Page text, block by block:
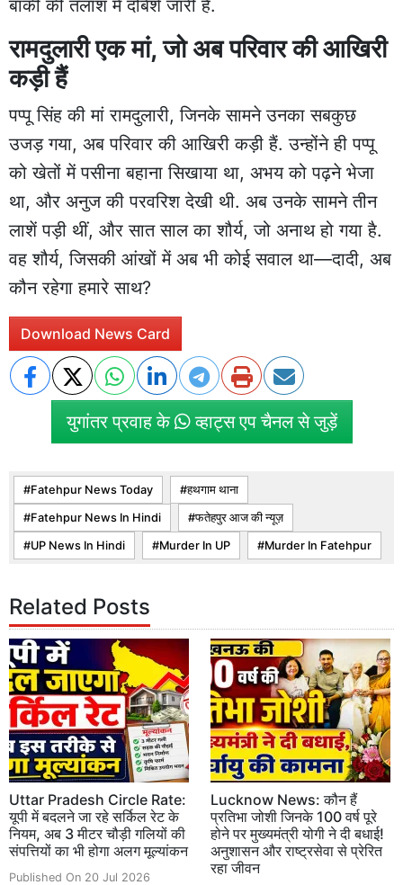
बाकी की तलाश में दबिशें जारी हैं.
रामदुलारी एक मां, जो अब परिवार की आखिरी
कड़ी हैं
पप्पू सिंह की मां रामदुलारी, जिनके सामने उनका सबकुछ
उजड़ गया, अब परिवार की आखिरी कड़ी हैं. उन्होंने ही पप्पू
को खेतों में पसीना बहाना सिखाया था, अभय को पढ़ने भेजा
था, और अनुज की परवरिश देखी थी. अब उनके सामने तीन
लाशें पड़ी थीं, और सात साल का शौर्य, जो अनाथ हो गया है.
वह शौर्य, जिसकी आंखों में अब भी कोई सवाल था—दादी, अब
कौन रहेगा हमारे साथ?
Download News Card
युगांतर प्रवाह के व्हाट्स एप चैनल से जुड़ें
Fatehpur News Today हथगाम थाना
Fatehpur News In Hindi फतेहपुर आज की न्यूज़
UP News In Hindi Murder In UP Murder In Fatehpur
Related Posts
Uttar Pradesh Circle Rate:
यूपी में बदलने जा रहे सर्किल रेट के
नियम, अब 3 मीटर चौड़ी गलियों की
संपत्तियों का भी होगा अलग मूल्यांकन
Published On 20 Jul 2026
Lucknow News: कौन हैं
प्रतिभा जोशी जिनके 100 वर्ष पूरे
होने पर मुख्यमंत्री योगी ने दी बधाई!
अनुशासन और राष्ट्रसेवा से प्रेरित
रहा जीवन